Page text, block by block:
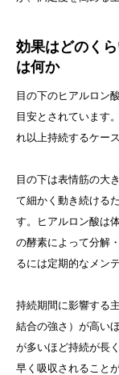
効果はどのく
は何か
目の下のヒアルロン
目安とされています
れ以上持続するケー
目の下は表情筋の大
て細かく動き続ける
す。ヒアルロン酸は
の酵素によって分解
るには定期的なメン
持続期間に影響する
結合の強さ）が高い
が多いほど持続が長
早く吸収されること